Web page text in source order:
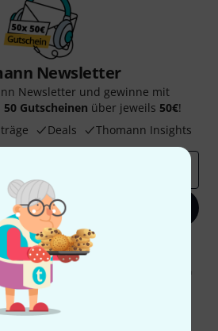
Newsletter
Newsletter und gewinne mit
50 Gutscheinen über jeweils 50€!
Deals Thomann Insights
Jetzt anmelden
stimmen Sie dem Erhalt von E-Mail-
des E-Mail-Nutzungsverhaltens zu. Die
Weitere Informationen finden Sie in
Datenschutzhinweisen
* Pflichtfeld